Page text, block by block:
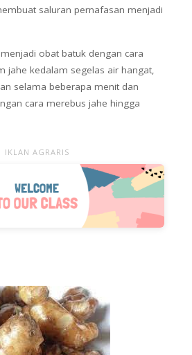
saluran pernafasan menjadi
obat batuk dengan cara
jahe kedalam segelas air hangat,
selama beberapa menit dan
cara merebus jahe hingga
IKLAN AGRARIS